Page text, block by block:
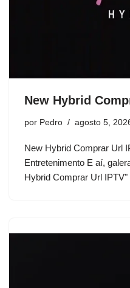
New Hybrid
por Pedro agosto 5,
New Hybrid Comprar Url
Entretenimento E aí,
Hybrid Comprar Url